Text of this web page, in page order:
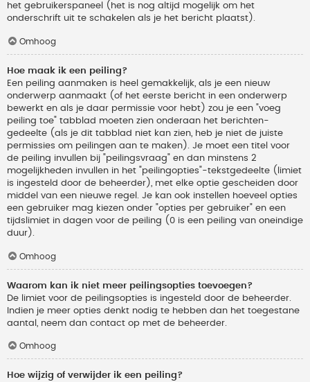
het gebruikerspaneel (het is nog altijd mogelijk om het
onderschrift uit te schakelen als je het bericht plaatst).
Omhoog
Hoe maak ik een peiling?
Een peiling aanmaken is heel gemakkelijk, als je een nieuw
onderwerp aanmaakt (of het eerste bericht in een onderwerp
bewerkt en als je daar permissie voor hebt) zou je een "voeg
peiling toe" tabblad moeten zien onderaan het berichten-
gedeelte (als je dit tabblad niet kan zien, heb je niet de juiste
permissies om peilingen aan te maken). Je moet een titel voor
de peiling invullen bij "peilingsvraag" en dan minstens 2
mogelijkheden invullen in het "peilingopties"-tekstgedeelte (limiet
is ingesteld door de beheerder), met elke optie gescheiden door
middel van een nieuwe regel. Je kan ook instellen hoeveel opties
een gebruiker mag kiezen onder "opties per gebruiker" en een
tijdslimiet in dagen voor de peiling (0 is een peiling van oneindige
duur).
Omhoog
Waarom kan ik niet meer peilingsopties toevoegen?
De limiet voor de peilingsopties is ingesteld door de beheerder.
Indien je meer opties denkt nodig te hebben dan het toegestane
aantal, neem dan contact op met de beheerder.
Omhoog
Hoe wijzig of verwijder ik een peiling?